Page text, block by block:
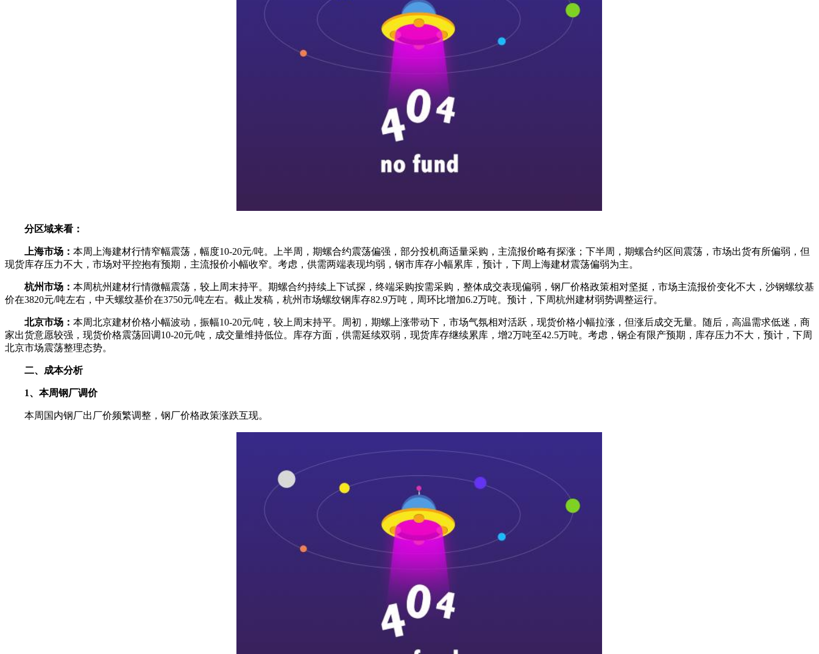
分区域来看：
上海市场： 本周上海建材行情窄幅震荡，幅度10-20元/吨。上半周，期螺合约震荡偏强，部分投机商适量采购，主流报价略有探涨；下半周，期螺合约区间震荡，市场出货有所偏弱，但
现货库存压力不大，市场对平控抱有预期，主流报价小幅收窄。考虑，供需两端表现均弱，钢市库存小幅累库，预计，下周上海建材震荡偏弱为主。
杭州市场： 本周杭州建材行情微幅震荡，较上周末持平。期螺合约持续上下试探，终端采购按需采购，整体成交表现偏弱，钢厂价格政策相对坚挺，市场主流报价变化不大，沙钢螺纹基
价在3820元/吨左右，中天螺纹基价在3750元/吨左右。截止发稿，杭州市场螺纹钢库存82.9万吨，周环比增加6.2万吨。预计，下周杭州建材弱势调整运行。
北京市场： 本周北京建材价格小幅波动，振幅10-20元/吨，较上周末持平。周初，期螺上涨带动下，市场气氛相对活跃，现货价格小幅拉涨，但涨后成交无量。随后，高温需求低迷，商
家出货意愿较强，现货价格震荡回调10-20元/吨，成交量维持低位。库存方面，供需延续双弱，现货库存继续累库，增2万吨至42.5万吨。考虑，钢企有限产预期，库存压力不大，预计，下周
北京市场震荡整理态势。
二、成本分析
1、本周钢厂调价
本周国内钢厂出厂价频繁调整，钢厂价格政策涨跌互现。